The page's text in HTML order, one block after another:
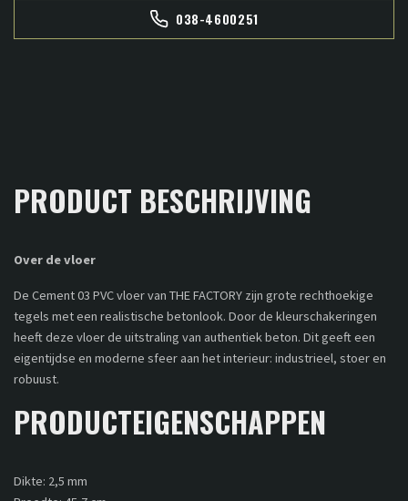
038-4600251
PRODUCT BESCHRIJVING
Over de vloer
De Cement 03 PVC vloer van THE FACTORY zijn grote rechthoekige
tegels met een realistische betonlook. Door de kleurschakeringen
heeft deze vloer de uitstraling van authentiek beton. Dit geeft een
eigentijdse en moderne sfeer aan het interieur: industrieel, stoer en
robuust.
PRODUCTEIGENSCHAPPEN
Dikte: 2,5 mm